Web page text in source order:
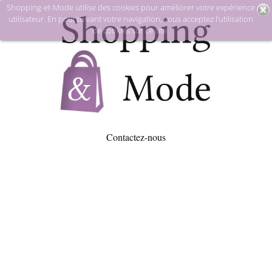
Contactez-nous
Shopping-et-Mode utilise des cookies pour améliorer votre expérience
utilisateur. En poursuivant votre navigation, vous acceptez l’utilisation
de cookies sur ce site.